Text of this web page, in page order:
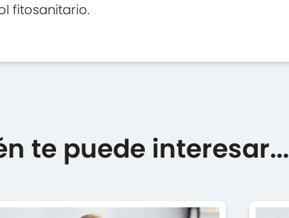
fitosanitario.
te puede interesar...